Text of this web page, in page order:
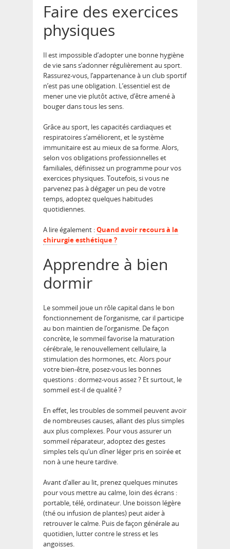
Faire des exercices
physiques
Il est impossible d’adopter une bonne hygiène
de vie sans s’adonner régulièrement au sport.
Rassurez-vous, l’appartenance à un club sportif
n’est pas une obligation. L’essentiel est de
mener une vie plutôt active, d’être amené à
bouger dans tous les sens.
Grâce au sport, les capacités cardiaques et
respiratoires s’améliorent, et le système
immunitaire est au mieux de sa forme. Alors,
selon vos obligations professionnelles et
familiales, définissez un programme pour vos
exercices physiques. Toutefois, si vous ne
parvenez pas à dégager un peu de votre
temps, adoptez quelques habitudes
quotidiennes.
A lire également :Quand avoir recours à la
chirurgie esthétique ?
Apprendre à bien
dormir
Le sommeil joue un rôle capital dans le bon
fonctionnement de l’organisme, car il participe
au bon maintien de l’organisme. De façon
concrète, le sommeil favorise la maturation
cérébrale, le renouvellement cellulaire, la
stimulation des hormones, etc. Alors pour
votre bien-être, posez-vous les bonnes
questions : dormez-vous assez ? Et surtout, le
sommeil est-il de qualité ?
En effet, les troubles de sommeil peuvent avoir
de nombreuses causes, allant des plus simples
aux plus complexes. Pour vous assurer un
sommeil réparateur, adoptez des gestes
simples tels qu’un dîner léger pris en soirée et
non à une heure tardive.
Avant d’aller au lit, prenez quelques minutes
pour vous mettre au calme, loin des écrans :
portable, télé, ordinateur. Une boisson légère
(thé ou infusion de plantes) peut aider à
retrouver le calme. Puis de façon générale au
quotidien, lutter contre le stress et les
angoisses.